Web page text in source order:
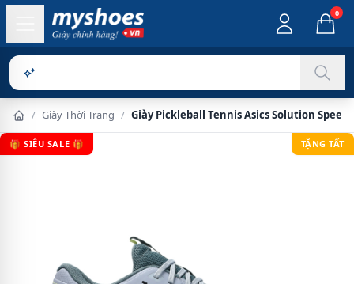
0
Sản phẩm chí
/ Giày Thời Trang / Giày Pickleball Tennis Asics Solution Speed
🎁 SIÊU SALE 🎁 TẶNG TẤT